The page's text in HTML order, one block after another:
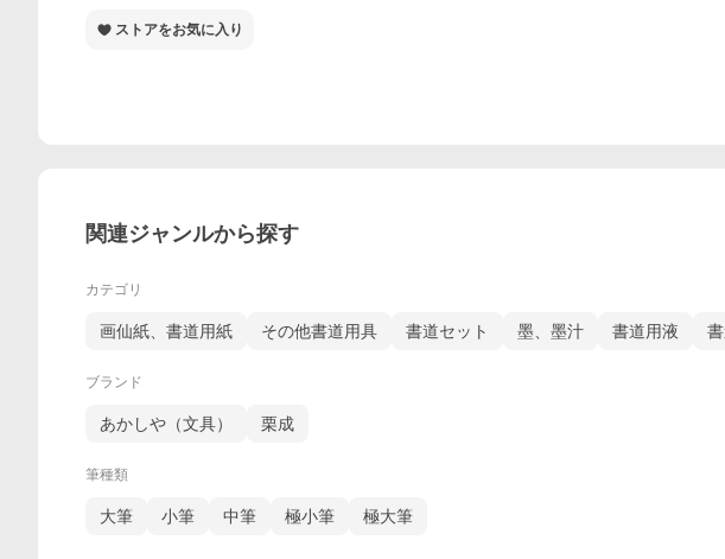
ストアをお気に入り
関連ジャンルから探す
カテゴリ
画仙紙、書道用紙 その他書道用具 書道セット 墨、墨汁 書道用液
ブランド
あかしや（文具） 栗成
筆種類
大筆 小筆 中筆 極小筆 極大筆